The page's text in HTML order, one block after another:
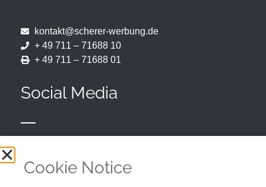
kontakt@scherer-werbung.de
+ 49 711 – 71688 10
+ 49 711 – 71688 01
Social Media
Cookie Notice